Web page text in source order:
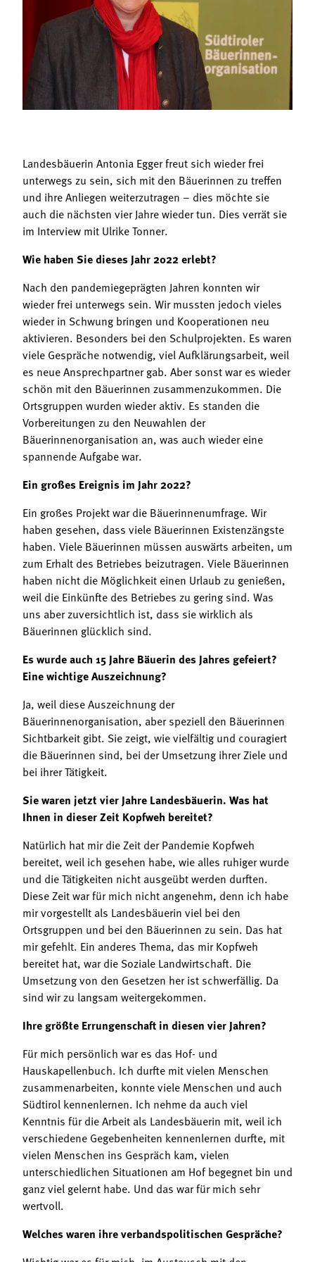
Mitgliedschaft
Landessekretariat
Bäuerliche Buffets
Hofgeschichten
Landesbäuerin Antonia Egger freut sich wieder frei
unterwegs zu sein, sich mit den Bäuerinnen zu treffen
und ihre Anliegen weiterzutragen – dies möchte sie
auch die nächsten vier Jahre wieder tun. Dies verrät sie
im Interview mit Ulrike Tonner.
Wie haben Sie dieses Jahr 2022 erlebt?
Nach den pandemiegeprägten Jahren konnten wir
wieder frei unterwegs sein. Wir mussten jedoch vieles
wieder in Schwung bringen und Kooperationen neu
aktivieren. Besonders bei den Schulprojekten. Es waren
viele Gespräche notwendig, viel Aufklärungsarbeit, weil
es neue Ansprechpartner gab. Aber sonst war es wieder
schön mit den Bäuerinnen zusammenzukommen. Die
Ortsgruppen wurden wieder aktiv. Es standen die
Vorbereitungen zu den Neuwahlen der
Bäuerinnenorganisation an, was auch wieder eine
spannende Aufgabe war.
Ein großes Ereignis im Jahr 2022?
Ein großes Projekt war die Bäuerinnenumfrage. Wir
haben gesehen, dass viele Bäuerinnen Existenzängste
haben. Viele Bäuerinnen müssen auswärts arbeiten, um
zum Erhalt des Betriebes beizutragen. Viele Bäuerinnen
haben nicht die Möglichkeit einen Urlaub zu genießen,
weil die Einkünfte des Betriebes zu gering sind. Was
uns aber zuversichtlich ist, dass sie wirklich als
Bäuerinnen glücklich sind.
Es wurde auch 15 Jahre Bäuerin des Jahres gefeiert?
Eine wichtige Auszeichnung?
Ja, weil diese Auszeichnung der
Bäuerinnenorganisation, aber speziell den Bäuerinnen
Sichtbarkeit gibt. Sie zeigt, wie vielfältig und couragiert
die Bäuerinnen sind, bei der Umsetzung ihrer Ziele und
bei ihrer Tätigkeit.
Sie waren jetzt vier Jahre Landesbäuerin. Was hat
Ihnen in dieser Zeit Kopfweh bereitet?
Natürlich hat mir die Zeit der Pandemie Kopfweh
bereitet, weil ich gesehen habe, wie alles ruhiger wurde
und die Tätigkeiten nicht ausgeübt werden durften.
Diese Zeit war für mich nicht angenehm, denn ich habe
mir vorgestellt als Landesbäuerin viel bei den
Ortsgruppen und bei den Bäuerinnen zu sein. Das hat
mir gefehlt. Ein anderes Thema, das mir Kopfweh
bereitet hat, war die Soziale Landwirtschaft. Die
Umsetzung von den Gesetzen her ist schwerfällig. Da
sind wir zu langsam weitergekommen.
Ihre größte Errungenschaft in diesen vier Jahren?
Für mich persönlich war es das Hof- und
Hauskapellenbuch. Ich durfte mit vielen Menschen
zusammenarbeiten, konnte viele Menschen und auch
Südtirol kennenlernen. Ich nehme da auch viel
Kenntnis für die Arbeit als Landesbäuerin mit, weil ich
verschiedene Gegebenheiten kennenlernen durfte, mit
vielen Menschen ins Gespräch kam, vielen
unterschiedlichen Situationen am Hof begegnet bin und
ganz viel gelernt habe. Und das war für mich sehr
wertvoll.
Welches waren ihre verbandspolitischen Gespräche?